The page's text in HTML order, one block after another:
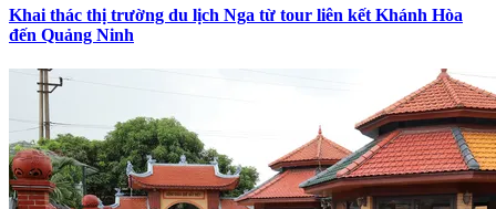
Khai thác thị trường du lịch Nga từ tour liên kết Khánh Hòa
đến Quảng Ninh